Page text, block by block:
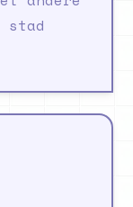
stad